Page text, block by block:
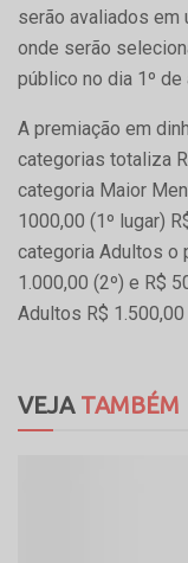
serão avaliados em
onde serão
público no dia 1º de
A premiação em
categorias totaliza
categoria Maior
1000,00 (1º lugar)
categoria Adultos o
1.000,00 (2º) e R$
Adultos R$ 1.500,00
VEJATAMBÉM